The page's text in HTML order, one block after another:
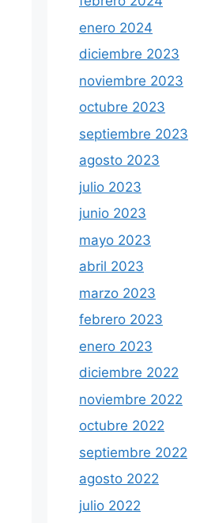
enero 2024
diciembre 2023
noviembre 2023
octubre 2023
septiembre 2023
agosto 2023
julio 2023
junio 2023
mayo 2023
abril 2023
marzo 2023
febrero 2023
enero 2023
diciembre 2022
noviembre 2022
octubre 2022
septiembre 2022
agosto 2022
julio 2022